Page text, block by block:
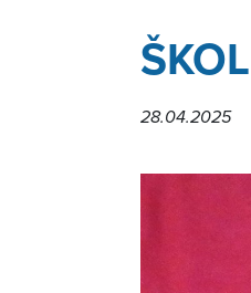
28.04.2025